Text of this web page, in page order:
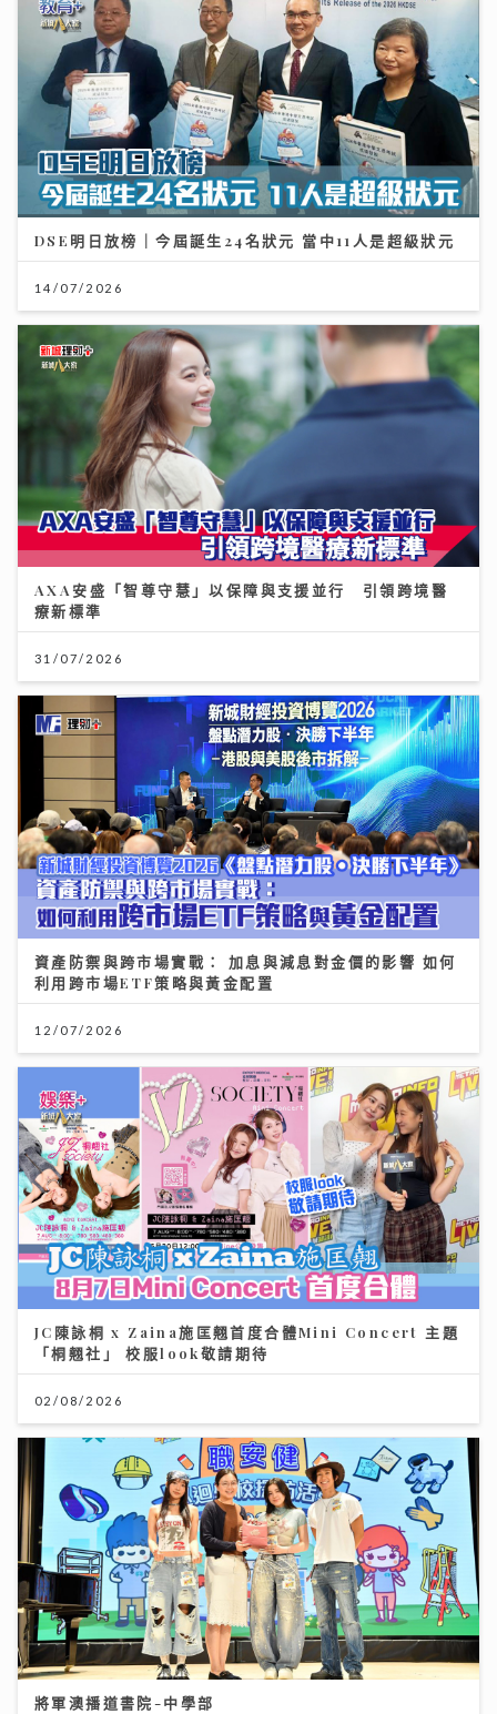
DSE明日放榜｜今屆誕生24名狀元 當中11人是超級狀元
14/07/2026
AXA安盛「智尊守慧」以保障與支援並行 引領跨境醫
療新標準
31/07/2026
資產防禦與跨市場實戰： 加息與減息對金價的影響 如何
利用跨市場ETF策略與黃金配置
12/07/2026
JC陳詠桐 x Zaina施匡翹首度合體Mini Concert 主題
「桐翹社」 校服look敬請期待
02/08/2026
將軍澳播道書院-中學部